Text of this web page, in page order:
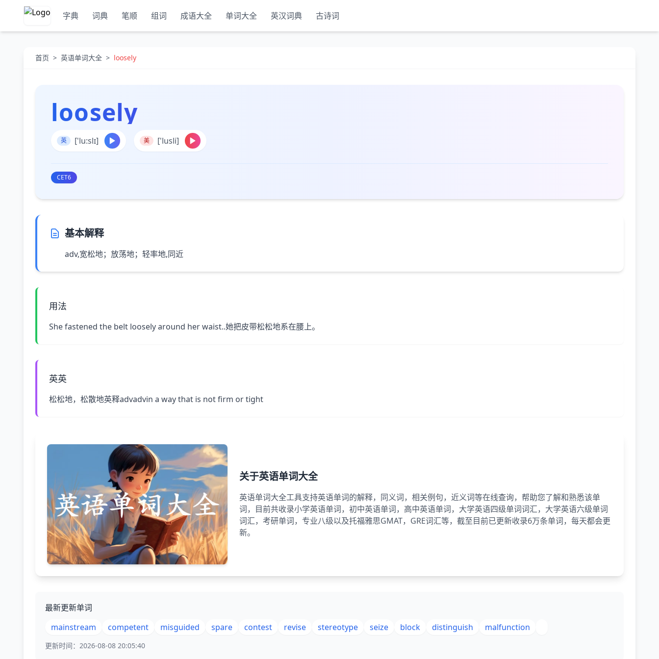
字典 词典 笔顺 组词 成语大全 单词大全 英汉词典 古诗词
首页 > 英语单词大全 > loosely
loosely
英 ['lu:slɪ] 美 ['lusli]
CET6
基本解释
adv,宽松地；放荡地；轻率地,同近
用法
She fastened the belt loosely around her waist..她把皮带松松地系在腰上。
英英
松松地，松散地英释advadvin a way that is not firm or tight
关于英语单词大全
英语单词大全工具支持英语单词的解释，同义词，相关例句，近义词等在线查询，帮助您了解和熟悉该单
词，目前共收录小学英语单词，初中英语单词，高中英语单词，大学英语四级单词词汇，大学英语六级单词
词汇，考研单词，专业八级以及托福雅思GMAT，GRE词汇等，截至目前已更新收录6万条单词，每天都会更
新。
最新更新单词
mainstream
competent misguided spare contest revise stereotype seize block distinguish malfunction
更新时间：2026-08-08 20:05:40